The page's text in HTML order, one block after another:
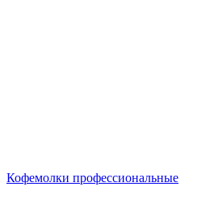
Кофемолки профессиональные